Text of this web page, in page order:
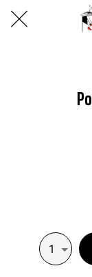
1